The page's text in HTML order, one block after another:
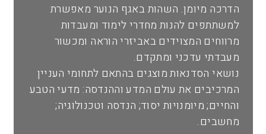
הדרכה מיומן. השהות באגף הנוער מאפשרת
למשתתפים להנות מחדרי לימוד ומעבדות
מרווחים המצוידים באביזרי הוראה ומכשור
מעבדתי עדכני ומתקדם.
נושאי הסדנאות מוצגים בהתאם לתחומי העניין
המרכיבים את עולם המדע וההנדסה: מדעי הטבע
והחיים; מיומנויות יסוד; הנדסה וטכנולוגיה;
מחשבים.